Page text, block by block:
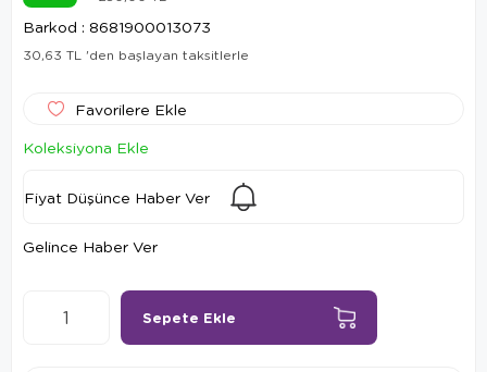
Barkod : 8681900013073
30,63 TL 'den başlayan taksitlerle
Favorilere Ekle
Koleksiyona Ekle
Fiyat Düşünce Haber Ver
Gelince Haber Ver